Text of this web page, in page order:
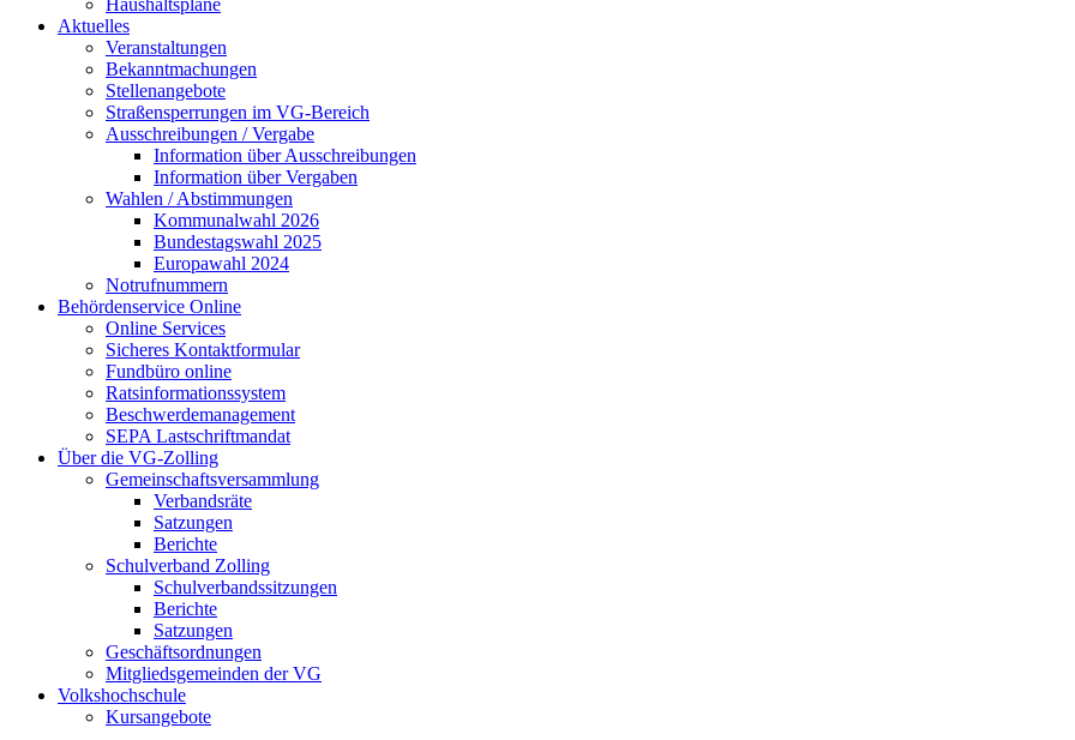
Haushaltspläne
Aktuelles
Veranstaltungen
Bekanntmachungen
Stellenangebote
Straßensperrungen im VG-Bereich
Ausschreibungen / Vergabe
Information über Ausschreibungen
Information über Vergaben
Wahlen / Abstimmungen
Kommunalwahl 2026
Bundestagswahl 2025
Europawahl 2024
Notrufnummern
Behördenservice Online
Online Services
Sicheres Kontaktformular
Fundbüro online
Ratsinformationssystem
Beschwerdemanagement
SEPA Lastschriftmandat
Über die VG-Zolling
Gemeinschaftsversammlung
Verbandsräte
Satzungen
Berichte
Schulverband Zolling
Schulverbandssitzungen
Berichte
Satzungen
Geschäftsordnungen
Mitgliedsgemeinden der VG
Volkshochschule
Kursangebote